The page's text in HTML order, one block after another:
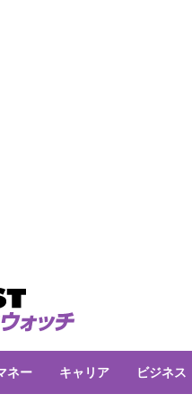
ネー キャリア ビジネス